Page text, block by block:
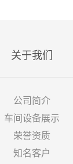
关于我们
公司简介
车间设备展示
荣誉资质
知名客户